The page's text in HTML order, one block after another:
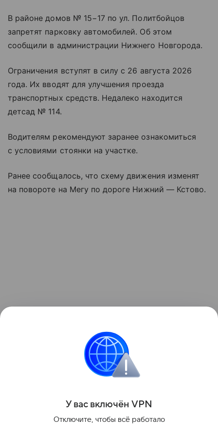
В районе домов № 15−17 по ул. Политбойцов
запретят парковку автомобилей. Об этом
сообщили в администрации Нижнего Новгорода.
Ограничения вступят в силу с 26 августа 2026
года. Их вводят для улучшения проезда
транспортных средств. Недалеко находится
детсад № 114.
Водителям рекомендуют заранее ознакомиться
с условиями стоянки на участке.
Ранее сообщалось, что схему движения изменят
на повороте на Мегу по дороге Нижний — Кстово.
Поделиться
У вас включён VPN
Отключите, чтобы всё работало